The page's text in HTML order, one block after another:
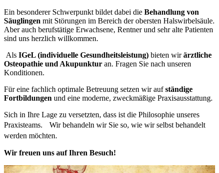
Ein besonderer Schwerpunkt bildet dabei die Behandlung von
Säuglingen mit Störungen im Bereich der obersten Halswirbelsäule.
Aber auch berufstätige Erwachsene, Rentner und sehr alte Patienten
sind uns herzlich willkommen.
Als IGeL (individuelle Gesundheitsleistung) bieten wirärztliche
Osteopathie und Akupunktur an. Fragen Sie nach unseren
Konditionen.
Für eine fachlich optimale Betreuung setzen wir aufständige
Fortbildungen und eine moderne, zweckmäßige Praxisausstattung.
Sich in Ihre Lage zu versetzten, dass ist die Philosophie unseres
Praxisteams. Wir behandeln wir Sie so, wie wir selbst behandelt
werden möchten.
Wir freuen uns auf Ihren Besuch!